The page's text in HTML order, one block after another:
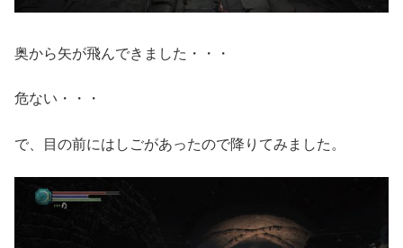
奥から矢が飛んできました・・・
危ない・・・
で、目の前にはしごがあったので降りてみました。